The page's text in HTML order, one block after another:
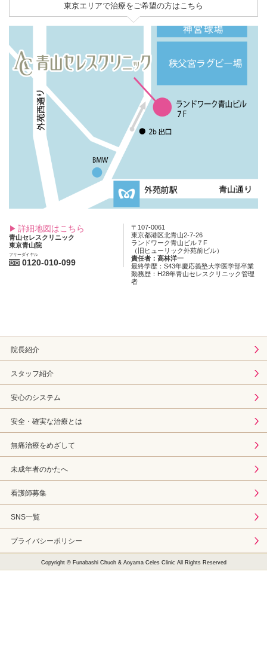
東京エリアで治療をご希望の方はこちら
詳細地図はこちら
青山セレスクリニック
東京青山院
フリーダイヤル
0120-010-099
〒107-0061
東京都港区北青山2-7-26
ランドワーク青山ビル７F
（旧ヒューリック外苑前ビル）
責任者：高林洋一
最終学歴：S43年慶応義塾大学医学部卒業
勤務歴：H28年青山セレスクリニック管理
者
院長紹介
スタッフ紹介
安心のシステム
安全・確実な治療とは
無痛治療をめざして
未成年者のかたへ
看護師募集
SNS一覧
プライバシーポリシー
Copyright © Funabashi Chuoh & Aoyama Celes Clinic All Rights Reserved